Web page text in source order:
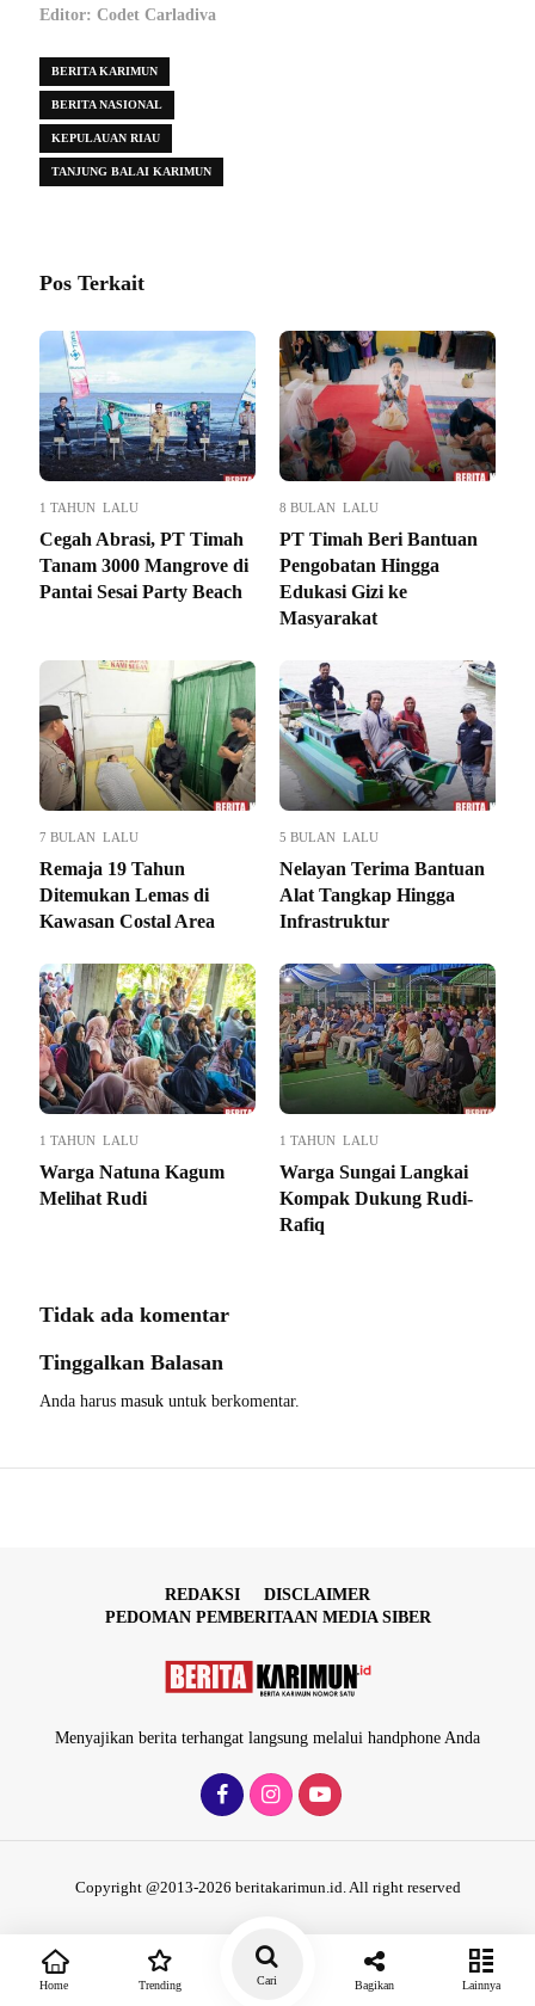
Editor: Codet Carladiva
BERITA KARIMUN
BERITA NASIONAL
KEPULAUAN RIAU
TANJUNG BALAI KARIMUN
Pos Terkait
1 TAHUN LALU
Cegah Abrasi, PT Timah
Tanam 3000 Mangrove di
Pantai Sesai Party Beach
8 BULAN LALU
PT Timah Beri Bantuan
Pengobatan Hingga
Edukasi Gizi ke
Masyarakat
7 BULAN LALU
Remaja 19 Tahun
Ditemukan Lemas di
Kawasan Costal Area
5 BULAN LALU
Nelayan Terima Bantuan
Alat Tangkap Hingga
Infrastruktur
1 TAHUN LALU
Warga Natuna Kagum
Melihat Rudi
1 TAHUN LALU
Warga Sungai Langkai
Kompak Dukung Rudi-
Rafiq
Tidak ada komentar
Tinggalkan Balasan
Anda harus masuk untuk berkomentar.
REDAKSI
DISCLAIMER
PEDOMAN PEMBERITAAN MEDIA SIBER
Menyajikan berita terhangat langsung melalui handphone Anda
Copyright @2013-2026 beritakarimun.id. All right reserved
Home Trending Cari Bagikan Lainnya